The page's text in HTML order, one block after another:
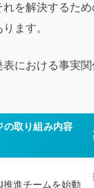
を解決するた
ます。
表における事実
の取り組み内容
推進チームを始動